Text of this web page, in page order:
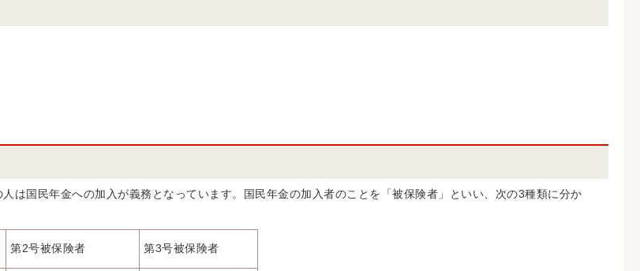
は国民年金への加入が義務となっています。国民年金の加入者のことを「被保険者」といい、次の3種類に分か
第2号被保険者 第3号被保険者